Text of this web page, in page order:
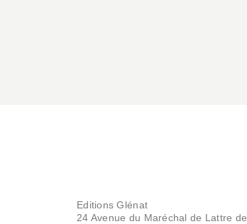
Editions Glénat
24 Avenue du Maréchal de Lattre de